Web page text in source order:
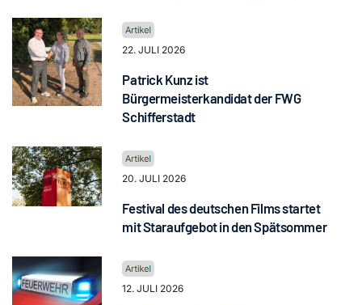
22. JULI 2026
Patrick Kunz ist
Bürgermeisterkandidat der FWG
Schifferstadt
20. JULI 2026
Festival des deutschen Films startet
mit Staraufgebot in den Spätsommer
12. JULI 2026